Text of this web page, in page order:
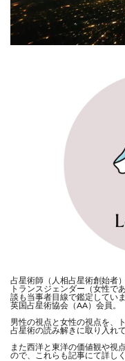
占星術師（人相占星術創始者
トランスジェンダー（女性で
談も当事者目線で鑑定してい
英国占星術協会（AA）会員。
男性の視点と女性の視点を、
占星術の読み解きに取り入れて
また西洋と東洋の価値観や視
ので、これらも記事にて詳し